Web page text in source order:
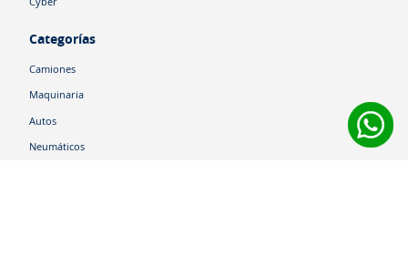
Cyber
Categorías
Camiones
Maquinaria
Autos
Neumáticos